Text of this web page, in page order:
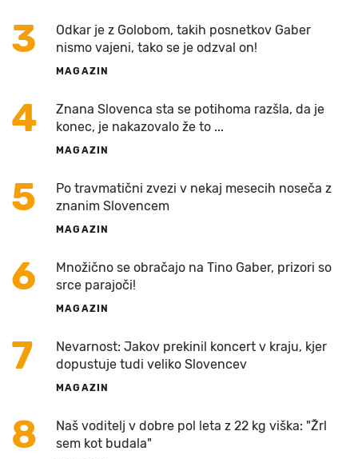
3
Odkar je z Golobom, takih posnetkov Gaber
nismo vajeni, tako se je odzval on!
MAGAZIN
4
Znana Slovenca sta se potihoma razšla, da je
konec, je nakazovalo že to ...
MAGAZIN
5
Po travmatični zvezi v nekaj mesecih noseča z
znanim Slovencem
MAGAZIN
6
Množično se obračajo na Tino Gaber, prizori so
srce parajoči!
MAGAZIN
7
Nevarnost: Jakov prekinil koncert v kraju, kjer
dopustuje tudi veliko Slovencev
MAGAZIN
8
Naš voditelj v dobre pol leta z 22 kg viška: "Žrl
sem kot budala"